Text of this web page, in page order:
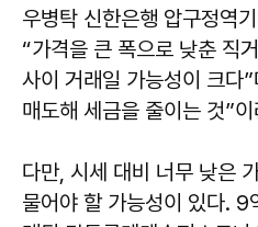
우병탁 신한은행 압구정역
“가격을 큰 폭으로 낮춘 직
사이 거래일 가능성이 크다
매도해 세금을 줄이는 것”
다만, 시세 대비 너무 낮은
물어야 할 가능성이 있다. 9